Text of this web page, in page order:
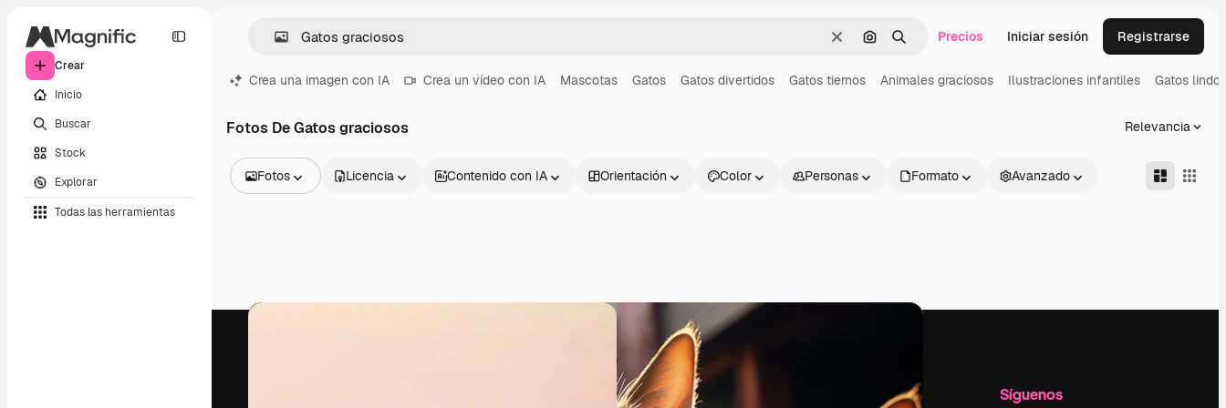
Crear
Inicio
Buscar
Stock
Explorar
Todas las herramientas
BorrarBuscar por imagen
BuscarPrecios Iniciar sesión Registrarse
Crea una imagen con IA Crea un vídeo con IA Mascotas Gatos Gatos divertidos Gatos tiernos Animales graciosos Ilustraciones infantiles Gatos lindos
Fotos De Gatos graciosos Relevancia
Fotos
Vídeos
Licencia Contenido con IA Orientación Color Personas Formato Avanzado
Productos Empresa Síguenos